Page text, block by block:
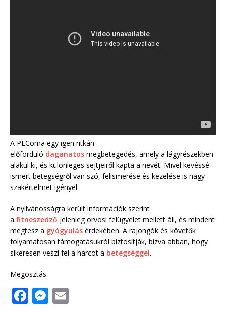
A PEComa egy igen ritkán
előforduló daganatos megbetegedés, amely a lágyrészekben
alakul ki, és különleges sejtjeiről kapta a nevét. Mivel kevéssé
ismert betegségről van szó, felismerése és kezelése is nagy
szakértelmet igényel.
A nyilvánosságra került információk szerint
a fitneszedző jelenleg orvosi felügyelet mellett áll, és mindent
megtesz a gyógyulás érdekében. A rajongók és követők
folyamatosan támogatásukról biztosítják, bízva abban, hogy
sikeresen veszi fel a harcot a betegséggel.
Megosztás
F M